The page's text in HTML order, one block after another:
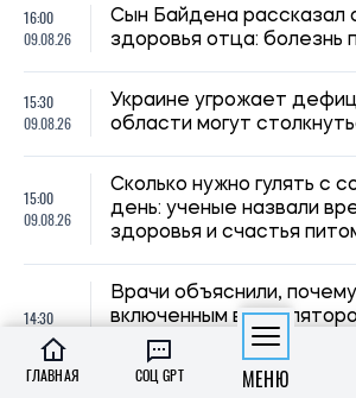
ГЛАВНАЯ СОЦ GPT МЕНЮ